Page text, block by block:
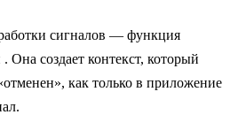
сигналов — функция
. Она создает контекст, который
как только в приложение